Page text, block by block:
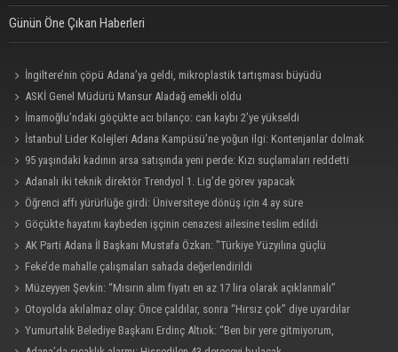
Günün Öne Çıkan Haberleri
İngiltere’nin çöpü Adana’ya geldi, mikroplastik tartışması büyüdü
ASKİ Genel Müdürü Mansur Aladağ emekli oldu
İmamoğlu’ndaki göçükte acı bilanço: can kaybı 2’ye yükseldi
İstanbul Lider Kolejleri Adana Kampüsü’ne yoğun ilgi: Kontenjanlar dolmak
üzere95 yaşındaki kadının arsa satışında yeni perde: Kızı suçlamaları reddetti
Adanalı iki teknik direktör Trendyol 1. Lig’de görev yapacak
Öğrenci affı yürürlüğe girdi: Üniversiteye dönüş için 4 ay süre
Göçükte hayatını kaybeden işçinin cenazesi ailesine teslim edildi
AK Parti Adana İl Başkanı Mustafa Özkan: "Türkiye Yüzyılına güçlü
teşkilatımızla yürüyoruz"
Feke’de mahalle çalışmaları sahada değerlendirildi
Müzeyyen Şevkin: “Mısırın alım fiyatı en az 17 lira olarak açıklanmalı”
Otoyolda akılalmaz olay: Önce çaldılar, sonra “Hırsız çok” diye uyardılar
Yumurtalık Belediye Başkanı Erdinç Altıok: “Ben bir yere gitmiyorum,